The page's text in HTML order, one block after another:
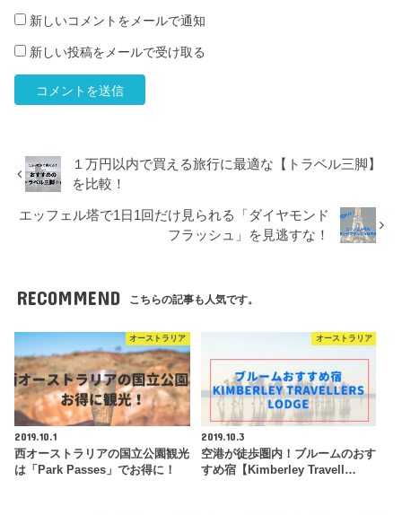
新しいコメントをメールで通知
新しい投稿をメールで受け取る
１万円以内で買える旅行に最適な【トラベル三脚】
を比較！
エッフェル塔で1日1回だけ見られる「ダイヤモンド
フラッシュ」を見逃すな！
RECOMMEND こちらの記事も人気です。
オーストラリア
2019.10.1
西オーストラリアの国立公園観光
は「Park Passes」でお得に！
オーストラリア
2019.10.3
空港が徒歩圏内！ブルームのおす
すめ宿【Kimberley Travell…